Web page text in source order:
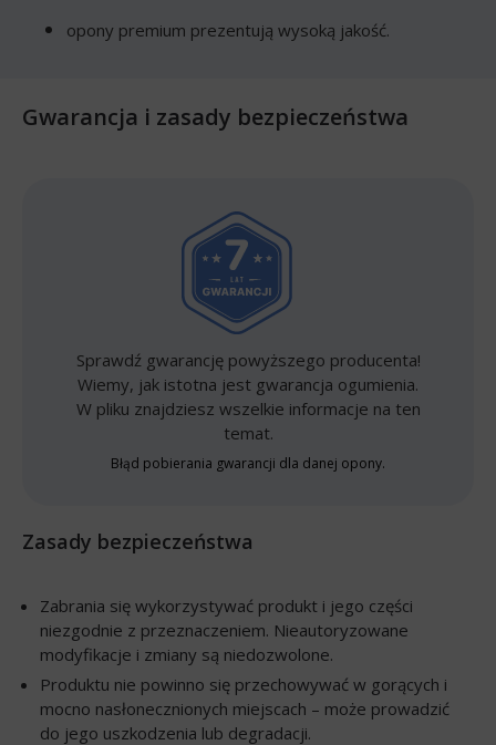
opony premium prezentują wysoką jakość.
Gwarancja i zasady bezpieczeństwa
Sprawdź gwarancję powyższego producenta!
Wiemy, jak istotna jest gwarancja ogumienia.
W pliku znajdziesz wszelkie informacje na ten
temat.
Błąd pobierania gwarancji dla danej opony.
Zasady bezpieczeństwa
Zabrania się wykorzystywać produkt i jego części
niezgodnie z przeznaczeniem. Nieautoryzowane
modyfikacje i zmiany są niedozwolone.
Produktu nie powinno się przechowywać w gorących i
mocno nasłonecznionych miejscach – może prowadzić
do jego uszkodzenia lub degradacji.